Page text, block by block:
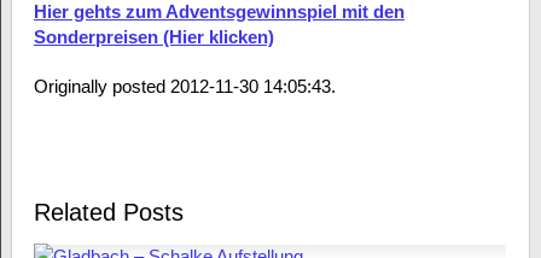
Hier gehts zum Adventsgewinnspiel mit den
Sonderpreisen (Hier klicken)
Originally posted 2012-11-30 14:05:43.
Related Posts